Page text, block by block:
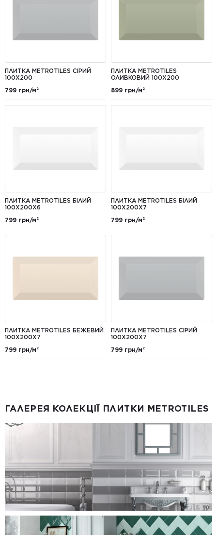
ПЛИТКА METROTILES СІРИЙ
100X200
799 грн/м²
ПЛИТКА METROTILES
ОЛИВКОВИЙ 100X200
899 грн/м²
ПЛИТКА METROTILES БІЛИЙ
100Х200X6
799 грн/м²
ПЛИТКА METROTILES БІЛИЙ
100X200X7
799 грн/м²
ПЛИТКА METROTILES БЕЖЕВИЙ
100X200X7
799 грн/м²
ПЛИТКА METROTILES СІРИЙ
100X200X7
799 грн/м²
ГАЛЕРЕЯ КОЛЕКЦІЇ ПЛИТКИ METROTILES